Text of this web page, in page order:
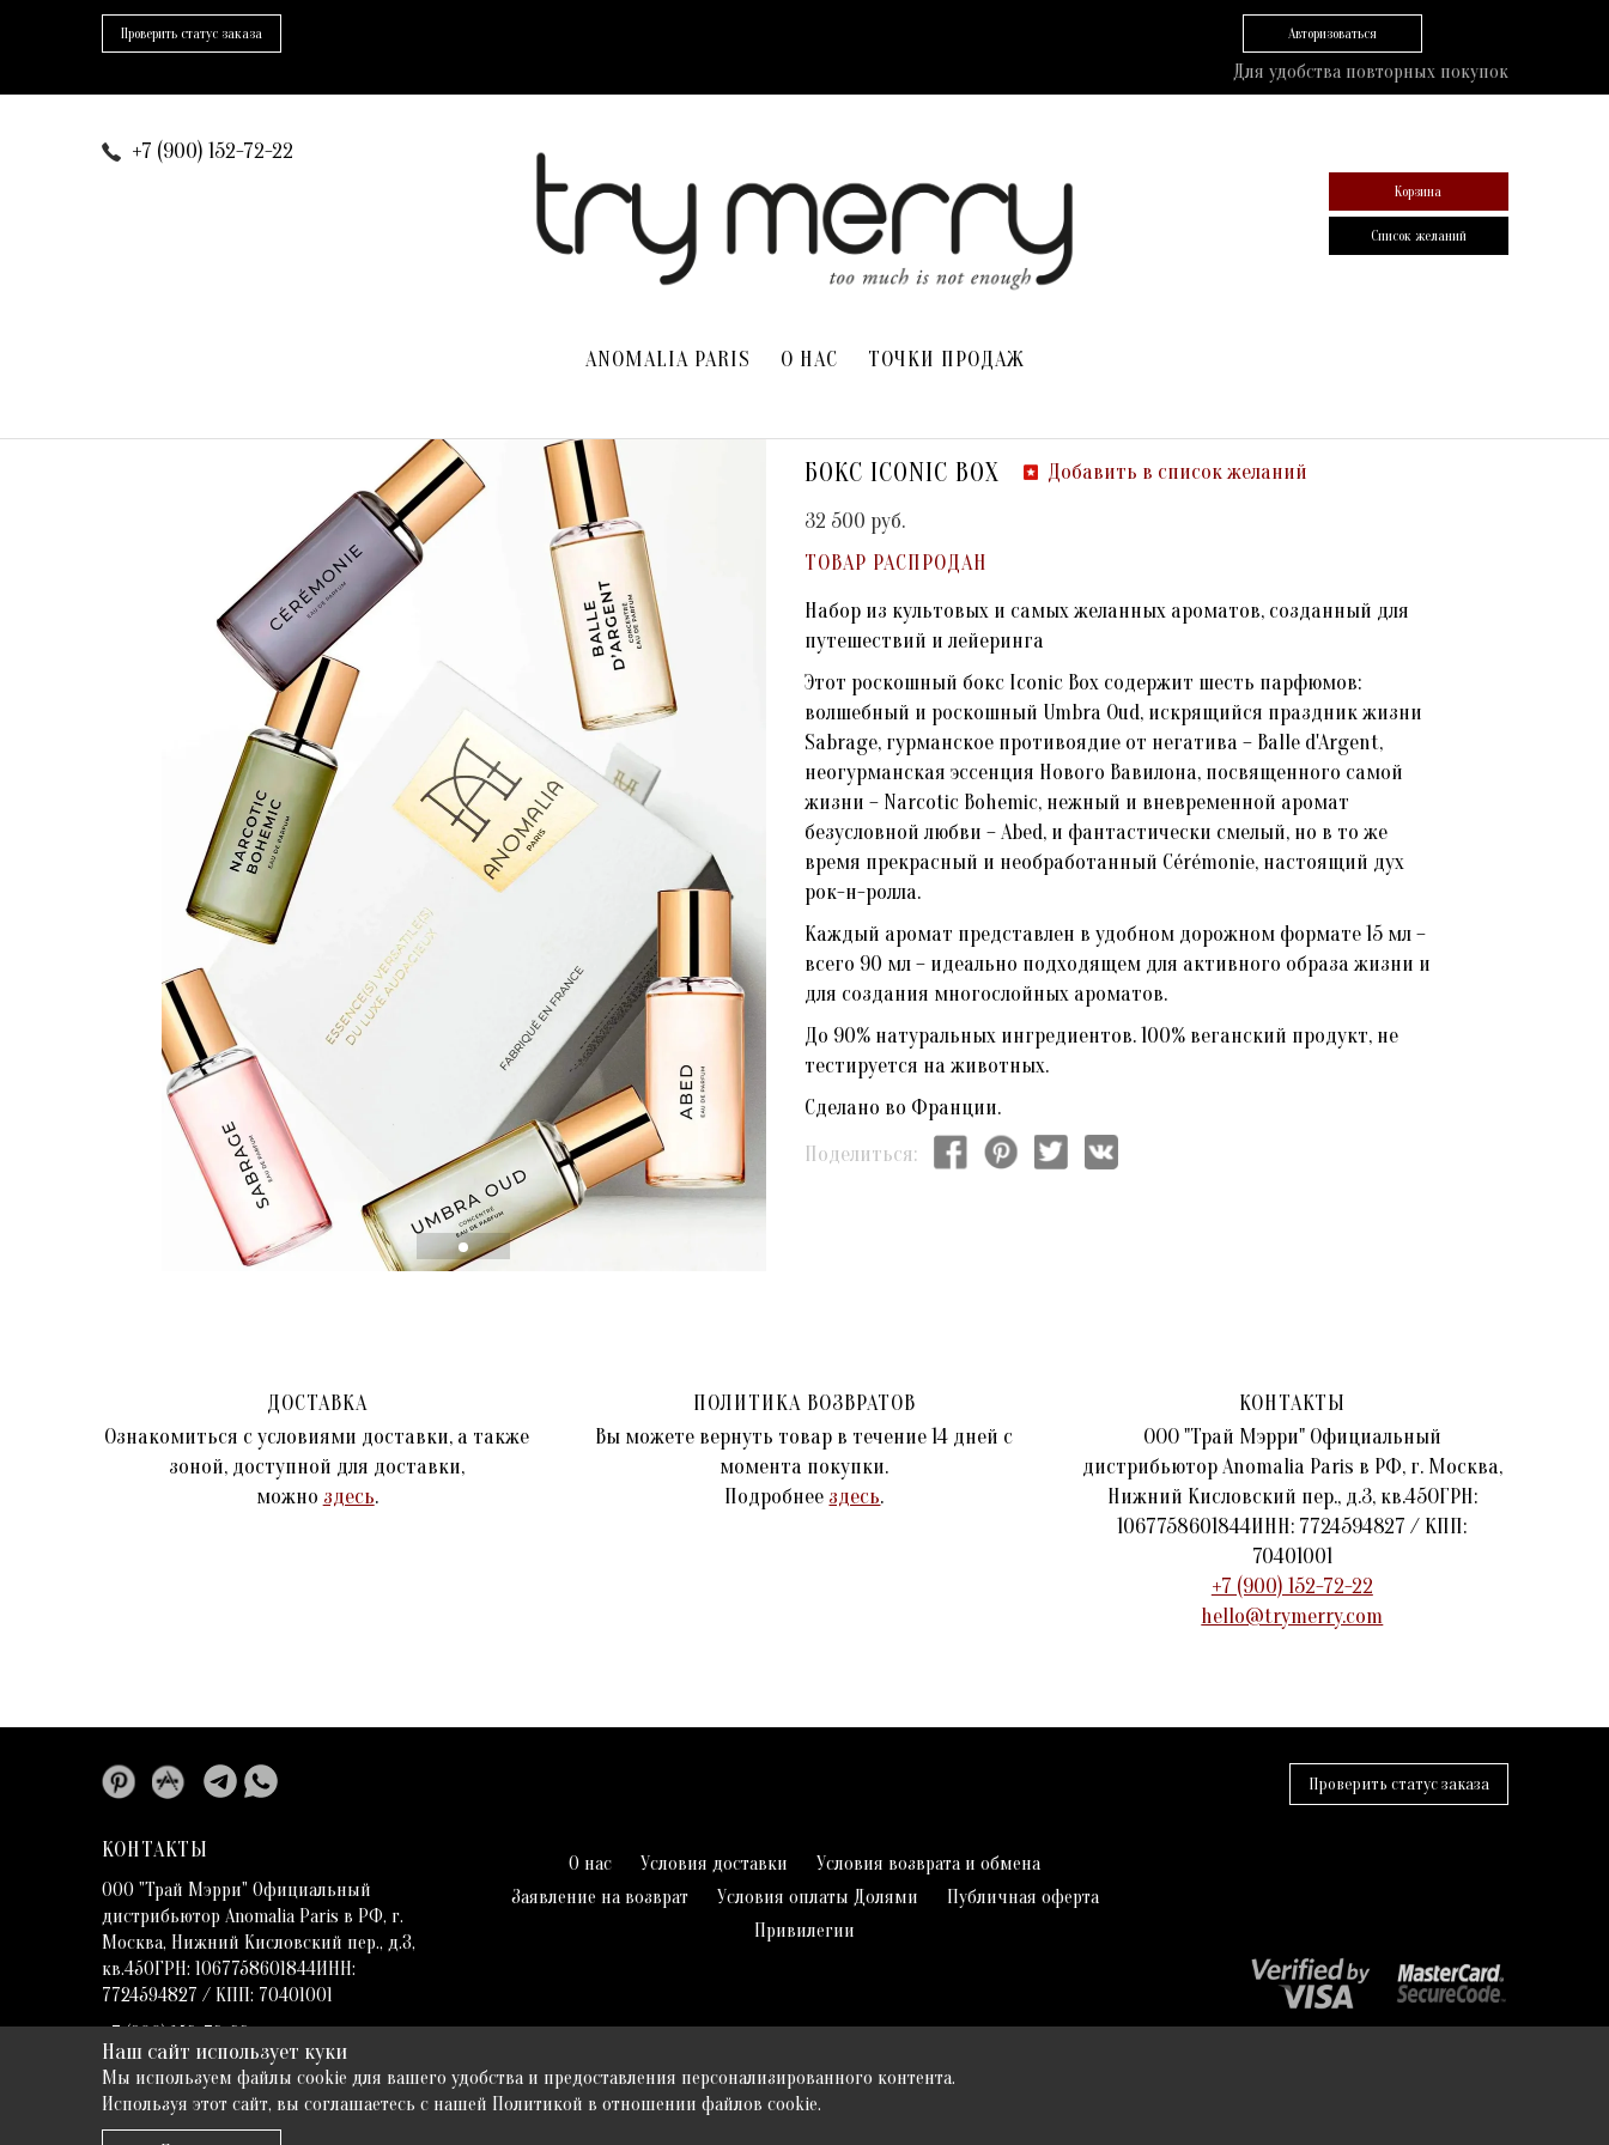
Проверить статус заказа Авторизоваться
Для удобства повторных покупок
+7 (900) 152-72-22
ANOMALIA PARIS О НАС ТОЧКИ ПРОДАЖ
Корзина
Список желаний
БОКС ICONIC BOX
Добавить в список желаний
32 500 руб.
ТОВАР РАСПРОДАН
Набор из культовых и самых желанных ароматов, созданный для
путешествий и лейеринга
Этот роскошный бокс Iconic Box содержит шесть парфюмов:
волшебный и роскошный Umbra Oud, искрящийся праздник жизни
Sabrage, гурманское противоядие от негатива – Balle d'Argent,
неогурманская эссенция Нового Вавилона, посвященного самой
жизни – Narcotic Bohemic, нежный и вневременной аромат
безусловной любви – Abed, и фантастически смелый, но в то же
время прекрасный и необработанный Cérémonie, настоящий дух
рок-н-ролла.
Каждый аромат представлен в удобном дорожном формате 15 мл –
всего 90 мл – идеально подходящем для активного образа жизни и
для создания многослойных ароматов.
До 90% натуральных ингредиентов. 100% веганский продукт, не
тестируется на животных.
Сделано во Франции.
Поделиться:
ДОСТАВКА
Ознакомиться с условиями доставки, а также
зоной, доступной для доставки,
можно здесь.
ПОЛИТИКА ВОЗВРАТОВ
Вы можете вернуть товар в течение 14 дней с
момента покупки.
Подробнее здесь.
КОНТАКТЫ
ООО "Трай Мэрри" Официальный
дистрибьютор Anomalia Paris в РФ, г. Москва,
Нижний Кисловский пер., д.3, кв.45ОГРН:
1067758601844ИНН: 7724594827 / КПП:
70401001
+7 (900) 152-72-22
hello@trymerry.com
КОНТАКТЫ
ООО "Трай Мэрри" Официальный
дистрибьютор Anomalia Paris в РФ, г.
Москва, Нижний Кисловский пер., д.3,
кв.45ОГРН: 1067758601844ИНН:
7724594827 / КПП: 70401001
+7 (900) 152-72-22
hello@trymerry.com
О нас Условия доставки
Условия возврата и обмена
Заявление на возврат
Условия оплаты Долями
Публичная оферта
Привилегии
Проверить статус заказа
Наш сайт использует куки
Мы используем файлы cookie для вашего удобства и предоставления персонализированного контента.
Используя этот сайт, вы соглашаетесь с нашей Политикой в отношении файлов cookie.